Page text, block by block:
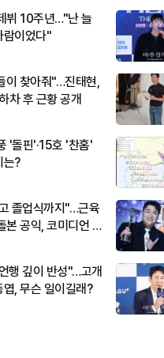
뷔 10주년…"난 늘
람이었다"
이 찾아줘"…진태현,
차 후 근황 공개
'돌핀'·15호 '찬홈'
는?
졸업식까지"…근육
본 공익, 코미디언 김
행 깊이 반성"…고개
엽, 무슨 일이길래?